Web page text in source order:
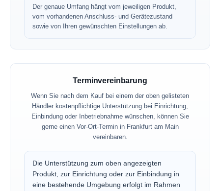
Der genaue Umfang hängt vom jeweiligen Produkt,
vom vorhandenen Anschluss- und Gerätezustand
sowie von Ihren gewünschten Einstellungen ab.
Terminvereinbarung
Wenn Sie nach dem Kauf bei einem der oben gelisteten
Händler kostenpflichtige Unterstützung bei Einrichtung,
Einbindung oder Inbetriebnahme wünschen, können Sie
gerne einen Vor-Ort-Termin in Frankfurt am Main
vereinbaren.
Die Unterstützung zum oben angezeigten
Produkt, zur Einrichtung oder zur Einbindung in
eine bestehende Umgebung erfolgt im Rahmen